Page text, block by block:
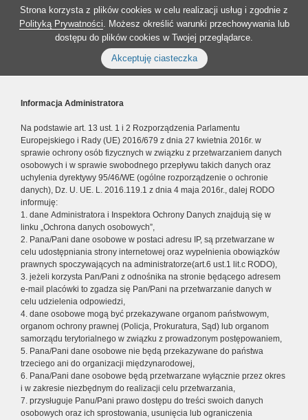
Strona korzysta z plików cookies w celu realizacji usług i zgodnie z
Polityką Prywatności. Możesz określić warunki przechowywania lub
dostępu do plików cookies w Twojej przeglądarce.
Akceptuję ciasteczka
Informacja Administratora
Na podstawie art. 13 ust. 1 i 2 Rozporządzenia Parlamentu
Europejskiego i Rady (UE) 2016/679 z dnia 27 kwietnia 2016r. w
sprawie ochrony osób fizycznych w związku z przetwarzaniem danych
osobowych i w sprawie swobodnego przepływu takich danych oraz
uchylenia dyrektywy 95/46/WE (ogólne rozporządzenie o ochronie
danych), Dz. U. UE. L. 2016.119.1 z dnia 4 maja 2016r., dalej RODO
informuję:
1. dane Administratora i Inspektora Ochrony Danych znajdują się w
linku „Ochrona danych osobowych”,
2. Pana/Pani dane osobowe w postaci adresu IP, są przetwarzane w
celu udostępniania strony internetowej oraz wypełnienia obowiązków
prawnych spoczywających na administratorze(art.6 ust.1 lit.c RODO),
3. jeżeli korzysta Pan/Pani z odnośnika na stronie będącego adresem
e-mail placówki to zgadza się Pan/Pani na przetwarzanie danych w
celu udzielenia odpowiedzi,
4. dane osobowe mogą być przekazywane organom państwowym,
organom ochrony prawnej (Policja, Prokuratura, Sąd) lub organom
samorządu terytorialnego w związku z prowadzonym postępowaniem,
5. Pana/Pani dane osobowe nie będą przekazywane do państwa
trzeciego ani do organizacji międzynarodowej,
6. Pana/Pani dane osobowe będą przetwarzane wyłącznie przez okres
i w zakresie niezbędnym do realizacji celu przetwarzania,
7. przysługuje Panu/Pani prawo dostępu do treści swoich danych
osobowych oraz ich sprostowania, usunięcia lub ograniczenia